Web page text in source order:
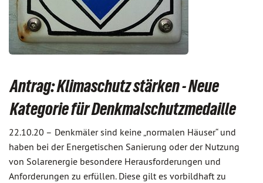
Antrag: Klimaschutz stärken - Neue
Kategorie für Denkmalschutzmedaille
22.10.20 – Denkmäler sind keine „normalen Häuser“ und
haben bei der Energetischen Sanierung oder der Nutzung
von Solarenergie besondere Herausforderungen und
Anforderungen zu erfüllen. Diese gilt es vorbildhaft zu